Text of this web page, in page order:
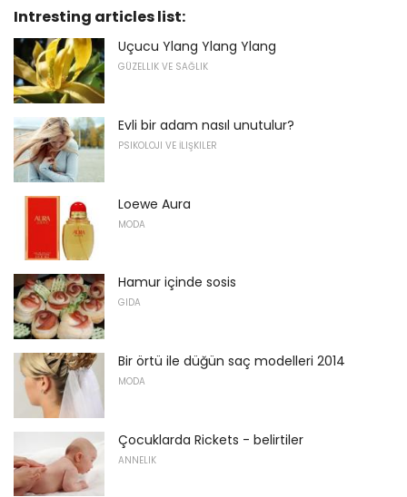
Intresting articles list:
Uçucu Ylang Ylang Ylang
GÜZELLIK VE SAĞLIK
Evli bir adam nasıl unutulur?
PSIKOLOJI VE İLIŞKILER
Loewe Aura
MODA
Hamur içinde sosis
GIDA
Bir örtü ile düğün saç modelleri 2014
MODA
Çocuklarda Rickets - belirtiler
ANNELIK